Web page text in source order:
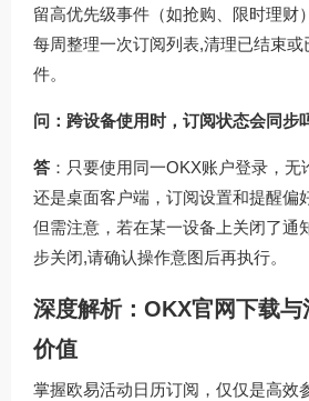
留高优先级事件（如抢购、限时理财
每周整理一次订阅列表,清理已结束
件。
问：跨设备使用时，订阅状态会同步
答 ：只要使用同一OKX账户登录，
还是桌面客户端，订阅设置和提醒偏
但需注意，若在某一设备上关闭了通
步关闭,请确认操作意图后再执行。
深度解析：OKX官网下载
价值
掌握欧易活动日历订阅，仅仅是高效